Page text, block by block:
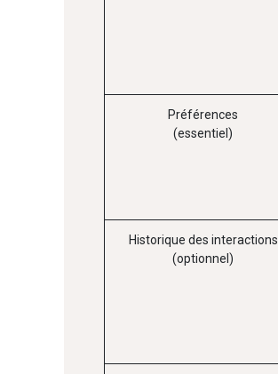
Préférences
(essentiel)
Historique des interactions
(optionnel)